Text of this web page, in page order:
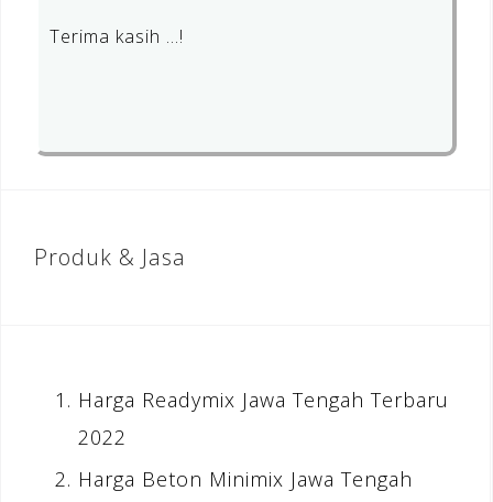
Terima kasih …!
Produk & Jasa
Harga Readymix Jawa Tengah Terbaru
2022
Harga Beton Minimix Jawa Tengah